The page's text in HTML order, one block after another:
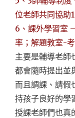
位老師共同協助
6、課外學習室
率；解題教室-考
主要是輔導老師
都會隨時提出並
而且調課、請假
持孩子良好的學
授課老師們也真